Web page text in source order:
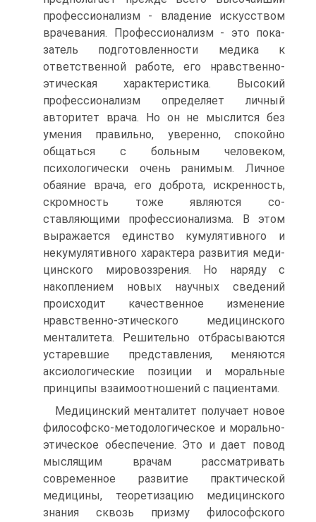
профессионализм - владение искусством
врачевания. Профессионализм - это пока­
затель подготовленности медика к
ответственной работе, его нравственно-
этическая характеристика. Высокий
профессиона­лизм определяет личный
авторитет врача. Но он не мыслится без
умения правильно, уверенно, спокойно
общаться с больным человеком,
психологически очень ранимым. Личное
обаяние врача, его доброта, искренность,
скромность тоже являются со­
ставляющими профессионализма. В этом
выражается единство кумулятивного и
некумулятивного характера развития меди­
цинского мировоззрения. Но наряду с
накоплением новых на­учных сведений
происходит качественное изменение
нравст­венно-этического медицинского
менталитета. Решительно от­брасываются
устаревшие представления, меняются
аксиологи­ческие позиции и моральные
принципы взаимоотношений с па­циентами.
Медицинский менталитет получает новое
философско-ме­тодологическое и морально-
этическое обеспечение. Это и дает повод
мыслящим врачам рассматривать
современное развитие практической
медицины, теоретизацию медицинского
знания сквозь призму философского